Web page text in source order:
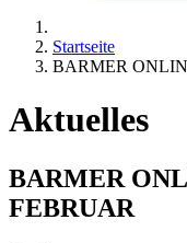
Startseite
BARMER
Aktuelles
BARMER
FEBRUAR